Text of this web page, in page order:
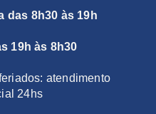
das 8h30 às 19h
19h às 8h30
atendimento
24hs